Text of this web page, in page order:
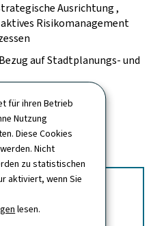
für ihren Betrieb
Nutzung
Diese Cookies
Nicht
zu statistischen
aktiviert, wenn Sie
lesen.
Ausrichtung ,
Risikomanagement
auf Stadtplanungs- und